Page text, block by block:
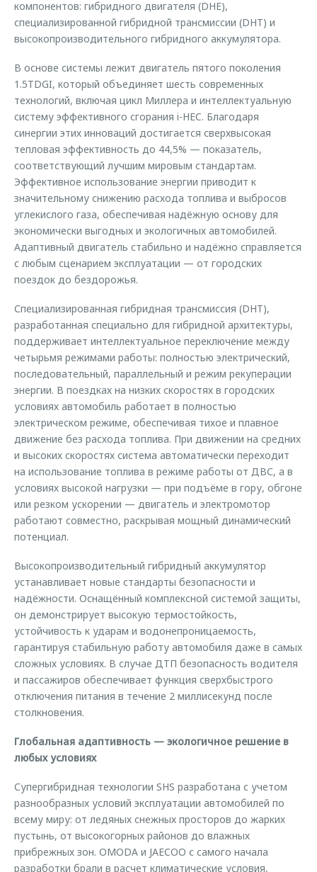
компонентов: гибридного двигателя (DHE),
специализированной гибридной трансмиссии (DHT) и
высокопроизводительного гибридного аккумулятора.
В основе системы лежит двигатель пятого поколения
1.5TDGI, который объединяет шесть современных
технологий, включая цикл Миллера и интеллектуальную
систему эффективного сгорания i-HEC. Благодаря
синергии этих инноваций достигается сверхвысокая
тепловая эффективность до 44,5% — показатель,
соответствующий лучшим мировым стандартам.
Эффективное использование энергии приводит к
значительному снижению расхода топлива и выбросов
углекислого газа, обеспечивая надёжную основу для
экономически выгодных и экологичных автомобилей.
Адаптивный двигатель стабильно и надёжно справляется
с любым сценарием эксплуатации — от городских
поездок до бездорожья.
Специализированная гибридная трансмиссия (DHT),
разработанная специально для гибридной архитектуры,
поддерживает интеллектуальное переключение между
четырьмя режимами работы: полностью электрический,
последовательный, параллельный и режим рекуперации
энергии. В поездках на низких скоростях в городских
условиях автомобиль работает в полностью
электрическом режиме, обеспечивая тихое и плавное
движение без расхода топлива. При движении на средних
и высоких скоростях система автоматически переходит
на использование топлива в режиме работы от ДВС, а в
условиях высокой нагрузки — при подъёме в гору, обгоне
или резком ускорении — двигатель и электромотор
работают совместно, раскрывая мощный динамический
потенциал.
Высокопроизводительный гибридный аккумулятор
устанавливает новые стандарты безопасности и
надёжности. Оснащённый комплексной системой защиты,
он демонстрирует высокую термостойкость,
устойчивость к ударам и водонепроницаемость,
гарантируя стабильную работу автомобиля даже в самых
сложных условиях. В случае ДТП безопасность водителя
и пассажиров обеспечивает функция сверхбыстрого
отключения питания в течение 2 миллисекунд после
столкновения.
Глобальная адаптивность — экологичное решение в
любых условиях
Супергибридная технологии SHS разработана с учетом
разнообразных условий эксплуатации автомобилей по
всему миру: от ледяных снежных просторов до жарких
пустынь, от высокогорных районов до влажных
прибрежных зон. OMODA и JAECOO с самого начала
разработки брали в расчет климатические условия,